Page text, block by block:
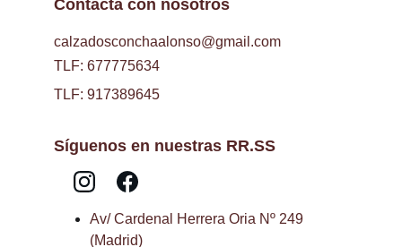
Contacta con nosotros
calzadosconchaalonso@gmail.com
Síguenos en nuestras RR.SS
TLF: 677775634
TLF: 917389645
Av/ Cardenal Herrera Oria Nº 249
(Madrid)